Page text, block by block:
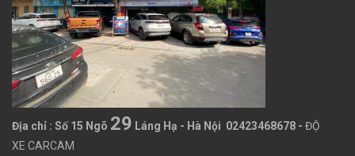
Địa chỉ : Số 15 Ngõ 29 Láng Hạ - Hà Nội 02423468678 - ĐỘ
XE CARCAM